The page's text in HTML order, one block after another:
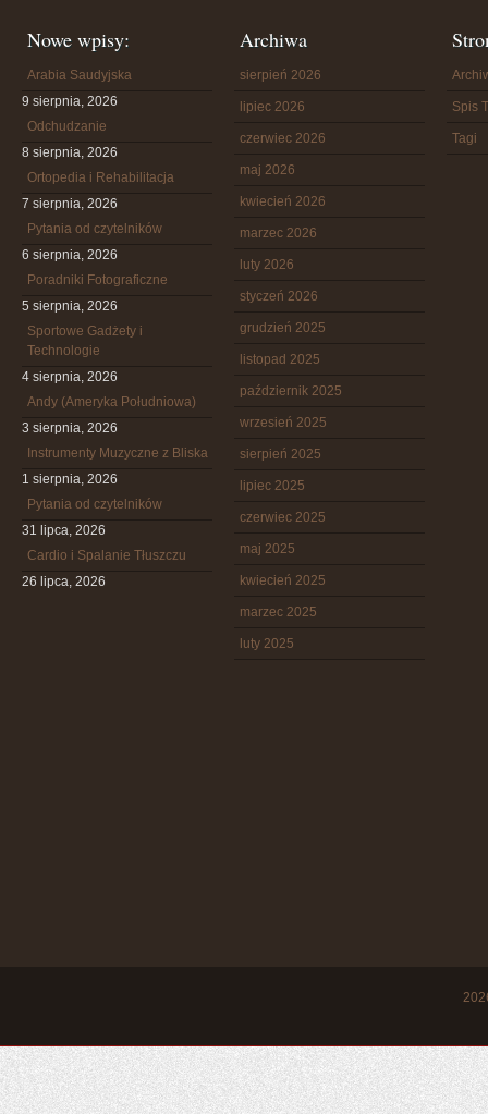
Nowe wpisy:
Arabia Saudyjska
9 sierpnia, 2026
Odchudzanie
8 sierpnia, 2026
Ortopedia i Rehabilitacja
7 sierpnia, 2026
Pytania od czytelników
6 sierpnia, 2026
Poradniki Fotograficzne
5 sierpnia, 2026
Sportowe Gadżety i
Technologie
4 sierpnia, 2026
Andy (Ameryka Południowa)
3 sierpnia, 2026
Instrumenty Muzyczne z Bliska
1 sierpnia, 2026
Pytania od czytelników
31 lipca, 2026
Cardio i Spalanie Tłuszczu
26 lipca, 2026
Archiwa
sierpień 2026
lipiec 2026
czerwiec 2026
maj 2026
kwiecień 2026
marzec 2026
luty 2026
styczeń 2026
grudzień 2025
listopad 2025
październik 2025
wrzesień 2025
sierpień 2025
lipiec 2025
czerwiec 2025
maj 2025
kwiecień 2025
marzec 2025
luty 2025
Spis
Tagi